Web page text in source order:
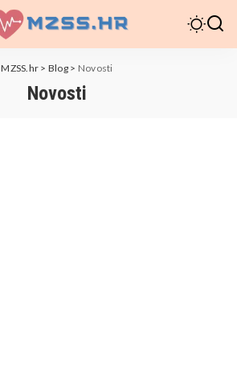
MZSS.hr > Blog > Novosti
Novosti